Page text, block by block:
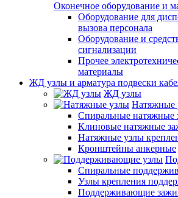
Оконечное оборудование и
Оборудование для
вызова персонала
Оборудование и
сигнализации
Прочее
материалы
ЖД узлы и арматура подвески
ЖД узлы
Натяжные
Спиральные натяжные
Клиновые натяжные
Натяжные узлы
Кронштейны анкерные
Спиральные
Узлы крепления
Поддерживающие